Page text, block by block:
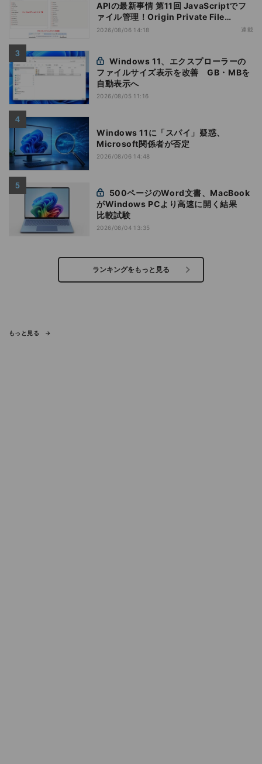
APIの最新事情 第11回 JavaScriptでフ
ァイル管理！Origin Private File
Systemを活用する
2026/08/06 14:18 連載
ファイルサイズ表示を改善 GB・MBを
自動表示へ
2026/08/05 11:16
Windows 11に「スパイ」疑惑、
Microsoft関係者が否定
2026/08/06 14:48
がWindows PCより高速に開く結果
比較試験
2026/08/04 13:35
ランキングをもっと見る
もっと見る